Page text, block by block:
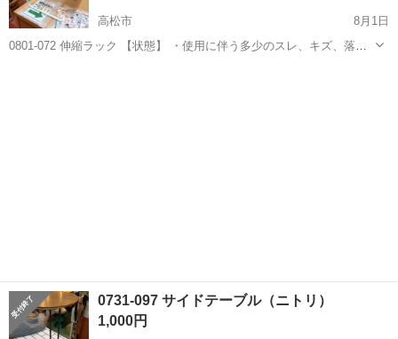
高松市
8月1日
0801-072 伸縮ラック 【状態】 ・使用に伴う多少のスレ、キズ、落と
0731-097 サイドテーブル（ニトリ）
1,000円